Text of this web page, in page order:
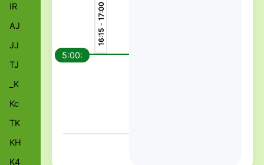
IR
AJ
JJ
TJ
_K
Kc
TK
KH
K4
16:15 - 17:00
5:00: